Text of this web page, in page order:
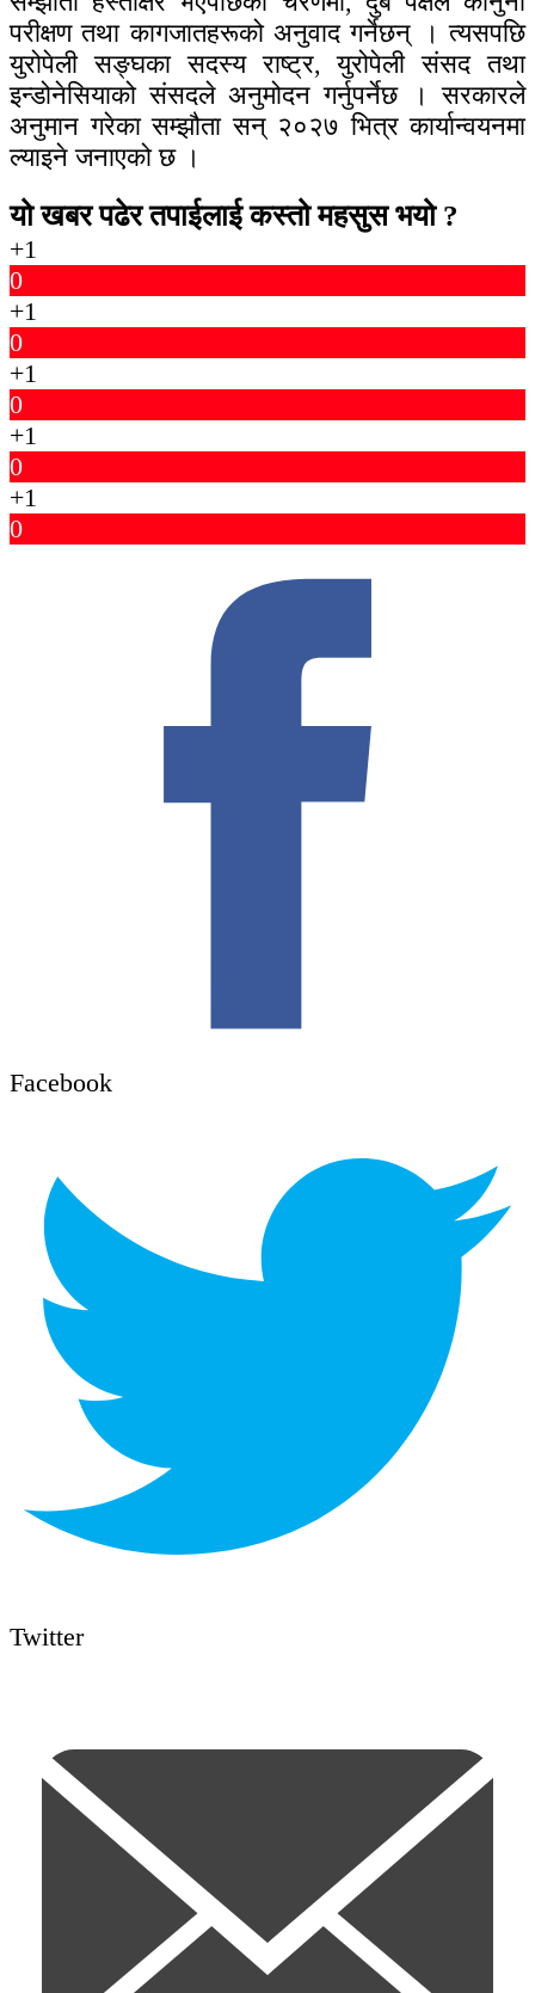
परीक्षण तथा कागजातहरूको अनुवाद गर्नेछन् । त्यसपछि
युरोपेली सङ्घका सदस्य राष्ट्र, युरोपेली संसद तथा
इन्डोनेसियाको संसदले अनुमोदन गर्नुपर्नेछ । सरकारले
अनुमान गरेका सम्झौता सन् २०२७ भित्र कार्यान्वयनमा
ल्याइने जनाएको छ ।
यो खबर पढेर तपाईलाई कस्तो महसुस भयो ?
+1
0
+1
0
+1
0
+1
0
+1
0
Facebook
Twitter